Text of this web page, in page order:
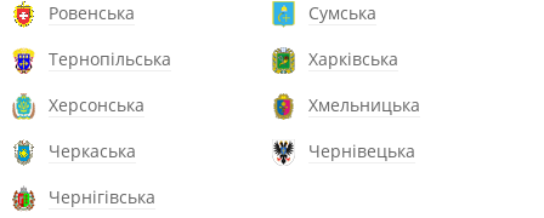
Ровенська
Сумська
Тернопільська
Харківська
Херсонська
Хмельницька
Черкаська
Чернівецька
Чернігівська